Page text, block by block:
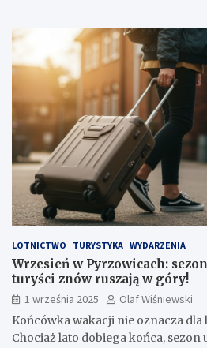
LOTNICTWO TURYSTYKA WYDARZENIA
Wrzesień w Pyrzowicach:
turyści znów ruszają w góry!
1 września 2025
Olaf Wiśniewski
Końcówka wakacji nie oznacza
Chociaż lato dobiega końca,